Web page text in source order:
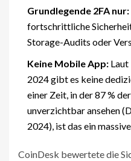
Grundlegende 2FA nur:
fortschrittliche
Storage-Audits oder
Keine Mobile App: Laut
2024 gibt es keine
einer Zeit, in der 87 %
unverzichtbar ansehen
2024), ist das ein
CoinDesk bewertete die